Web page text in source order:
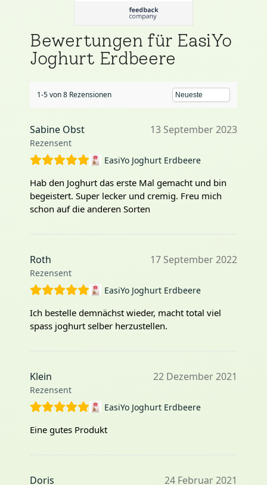
Bewertungen für EasiYo
Joghurt Erdbeere
1-5 von 8 Rezensionen
Sabine Obst
Rezensent
13 September 2023
EasiYo Joghurt Erdbeere
Hab den Joghurt das erste Mal gemacht und bin
begeistert. Super lecker und cremig. Freu mich
schon auf die anderen Sorten
Roth
Rezensent
17 September 2022
EasiYo Joghurt Erdbeere
Ich bestelle demnächst wieder, macht total viel
spass joghurt selber herzustellen.
Klein
Rezensent
22 Dezember 2021
EasiYo Joghurt Erdbeere
Eine gutes Produkt
Doris 24 Februar 2021